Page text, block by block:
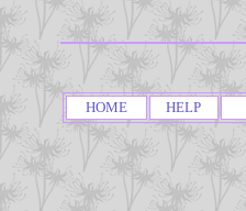
HOME HELP